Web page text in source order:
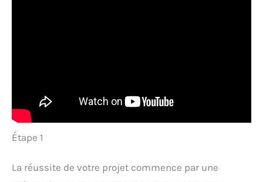
Étape 1
La réussite de votre projet commence par une